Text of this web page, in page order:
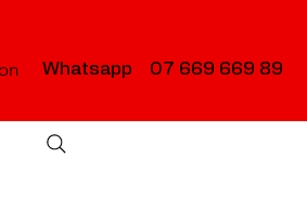
Whatsapp 07 669 669 89